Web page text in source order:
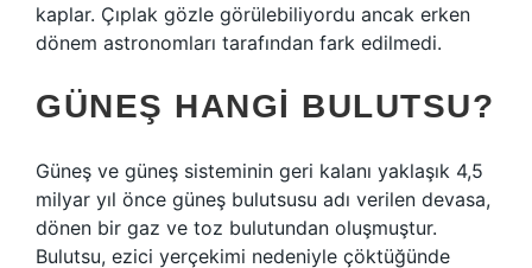
kaplar. Çıplak gözle görülebiliyordu ancak erken
dönem astronomları tarafından fark edilmedi.
GÜNEŞ HANGI BULUTSU?
Güneş ve güneş sisteminin geri kalanı yaklaşık 4,5
milyar yıl önce güneş bulutsusu adı verilen devasa,
dönen bir gaz ve toz bulutundan oluşmuştur.
Bulutsu, ezici yerçekimi nedeniyle çöktüğünde